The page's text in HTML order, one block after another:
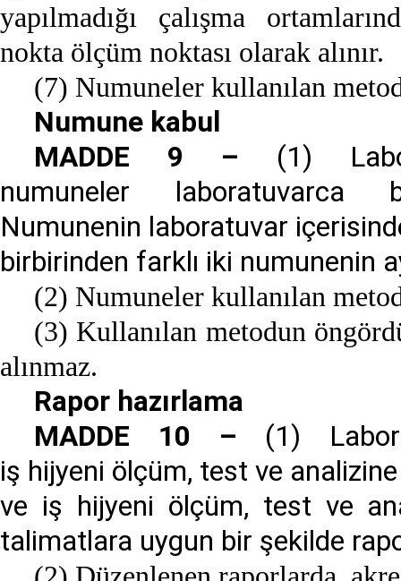
yapılmadığı çalışma
nokta ölçüm noktası olarak alınır.
(7) Numuneler kullanılan
Numune kabul
MADDE 9 – (1)
numuneler
Numunenin laboratuvar
birbirinden farklı iki numunenin
(2) Numuneler kullanılan
(3) Kullanılan metodun
alınmaz.
Rapor hazırlama
MADDE 10 – (1)
iş hijyeni ölçüm, test ve
ve iş hijyeni ölçüm, test ve
talimatlara uygun bir şekilde